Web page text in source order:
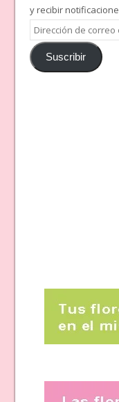
y recibir
Dirección
de
correoSuscribir